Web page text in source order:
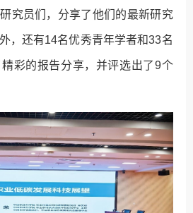
究员们，分享了他们的最新研究
，还有14名优秀青年学者和33名
彩的报告分享，并评选出了9个